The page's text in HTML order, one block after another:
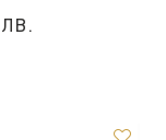
лв.